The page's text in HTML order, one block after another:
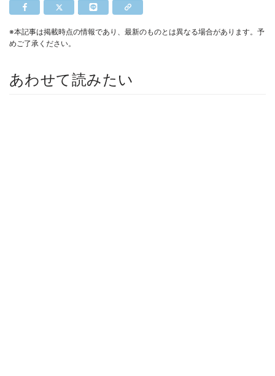
※本記事は掲載時点の情報であり、最新のものとは異なる場合があります。予
めご了承ください。
あわせて読みたい